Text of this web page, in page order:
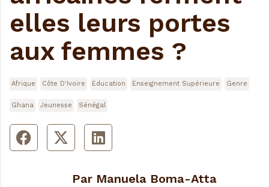
elles leurs portes
aux femmes ?
Afrique Côte D'Ivoire Education Enseignement Supérieure Genre
Ghana Jeunesse Sénégal
Par Manuela Boma-Atta